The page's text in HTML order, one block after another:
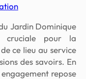
Jardin Dominique
cruciale pour la
ce lieu au service
des savoirs. En
repose